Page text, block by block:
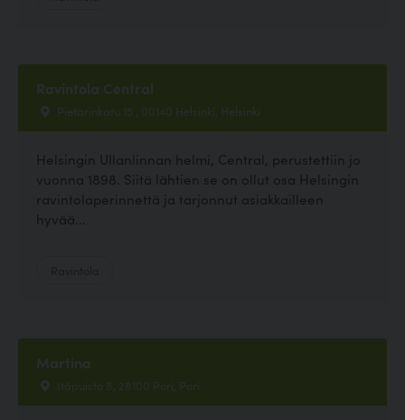
Ravintola Central
Pietarinkatu 15 , 00140 Helsinki, Helsinki
Helsingin Ullanlinnan helmi, Central, perustettiin jo
vuonna 1898. Siitä lähtien se on ollut osa Helsingin
ravintolaperinnettä ja tarjonnut asiakkailleen
hyvää...
Martina
Itäpuisto 8, 28100 Pori, Pori